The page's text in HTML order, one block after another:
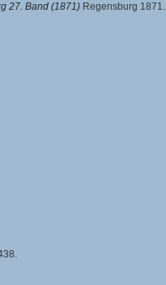
27. Band (1871) Regensburg 1871.